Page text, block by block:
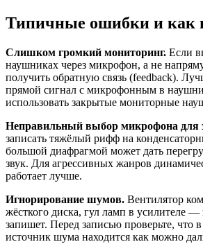
Типичные ошибки и как
Слишком громкий мониторинг. Если
наушниках через микрофон, а не
получить обратную связь (feedback).
прямой сигнал с микрофонным в
использовать закрытые мониторные
Неправильный выбор микрофона для
записать тяжёлый рифф на
большой диафрагмой может дать
звук. Для агрессивных жанров
работает лучше.
Игнорирование шумов. Вентилятор
жёсткого диска, гул ламп в усилителе
запишет. Перед записью проверьте, что
источник шума находится как можно